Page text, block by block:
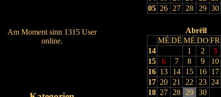
Am Moment sinn 1315 User
online.
05 26 27 28 29 30
Abrëll
MÉ DË MË DO FR
14
1 2
3
15
6 7 8 9
10
16 13 14 15 16
17
17 20 21 22 23
24
18 27 28 29
30